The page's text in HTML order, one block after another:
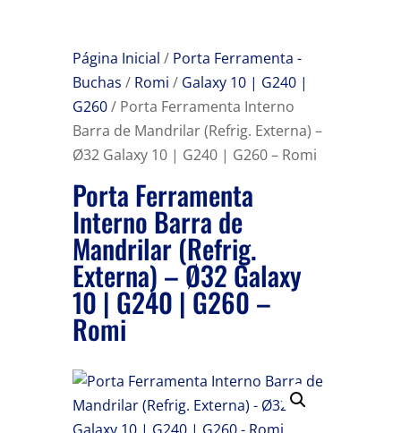
Página Inicial / Porta Ferramenta -
Buchas / Romi / Galaxy 10 | G240 |
G260/ Porta Ferramenta Interno
Barra de Mandrilar (Refrig. Externa) –
Ø32 Galaxy 10 | G240 | G260 – Romi
Porta Ferramenta
Interno Barra de
Mandrilar (Refrig.
Externa) – Ø32 Galaxy
10 | G240 | G260 –
Romi